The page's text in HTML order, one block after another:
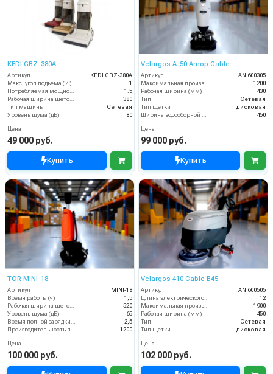
KEDI GBZ-380A
Артикул
KEDI GBZ-380A
Макс. угол подъема (%)
1
1.5
380
Тип машины
Сетевая
Уровень шума (дБ)
80
Цена
49 000 руб.
Купить
Velargos A-50 Amop Cable
Артикул
AN 600305
1200
Рабочая ширина (мм)
430
Тип
Сетевая
Тип щетки
дисковая
450
Цена
99 000 руб.
Купить
TOR MINI-18
Артикул
MINI-18
Время работы (ч)
1,5
Рабочая ширина щеток (мм)
520
Уровень шума (дБ)
65
Время полной зарядки аккумулятора (ч)
2,5
Производительность по площади (м2/ч)
1200
Цена
100 000 руб.
Velargos 410 Cable B45
Артикул
AN 600505
Длина электрического кабеля (м)
12
Максимальная производительность (кв.м/час)
1900
Рабочая ширина (мм)
450
Тип
Сетевая
Тип щетки
дисковая
Цена
102 000 руб.